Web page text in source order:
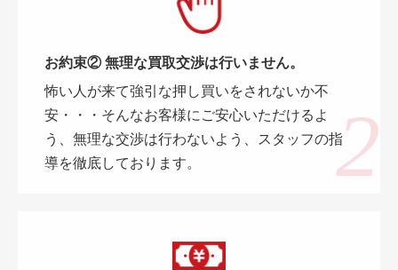
お約束② 無理な買取交渉は行いません。
怖い人が来て強引な押し買いをされないか不
安・・・そんなお客様にご安心いただけるよ
う、無理な交渉は行わないよう、スタッフの指
導を徹底しております。